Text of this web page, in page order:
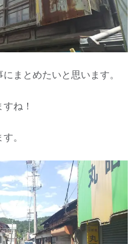
まとめたいと思います。
ね！
。